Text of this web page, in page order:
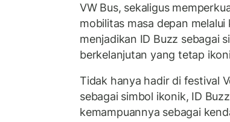
VW Bus, sekaligus
mobilitas masa depan
menjadikan ID Buzz sebagai
berkelanjutan yang tetap
Tidak hanya hadir di festival
sebagai simbol ikonik, ID
kemampuannya sebagai